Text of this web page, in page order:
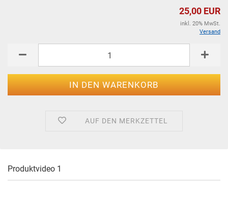
25,00 EUR
inkl. 20% MwSt.
Versand
AUF DEN MERKZETTEL
Produktvideo 1